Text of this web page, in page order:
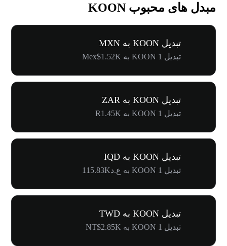
مبدل های محبوب KOON
تبدیل KOON به MXN
تبدیل 1 KOON به Mex$1.52K
تبدیل KOON به ZAR
تبدیل 1 KOON به R1.45K
تبدیل KOON به IQD
تبدیل 1 KOON به ع.د115.83K
تبدیل KOON به TWD
تبدیل 1 KOON به NT$2.85K